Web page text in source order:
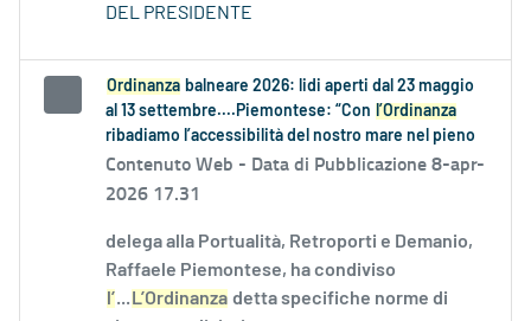
DEL PRESIDENTE
Ordinanza balneare 2026: lidi aperti dal 23 maggio
al 13 settembre....Piemontese: “Con l’Ordinanza
ribadiamo l’accessibilità del nostro mare nel pieno
Contenuto Web - Data di Pubblicazione 8-apr-
2026 17.31
delega alla Portualità, Retroporti e Demanio,
Raffaele Piemontese, ha condiviso
l’... L’Ordinanza detta specifiche norme di